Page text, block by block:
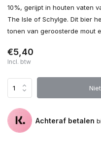
10%, gerijpt in houten vaten
The Isle of Schylge. Dit bier
tonen van geroosterde mout
€5,40
Incl. btw
Achteraf betalen